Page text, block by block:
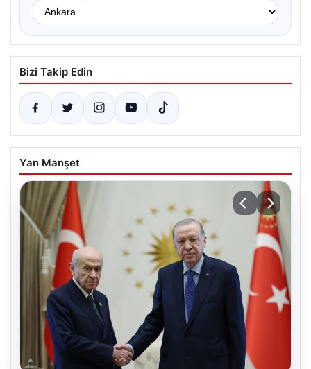
Bizi Takip Edin
Yan Manşet